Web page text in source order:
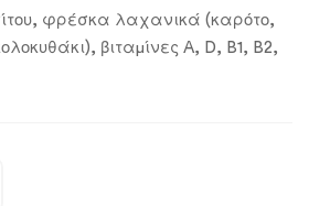
φρέσκα λαχανικά (καρότο,
βιταμίνες A, D, B1, B2,